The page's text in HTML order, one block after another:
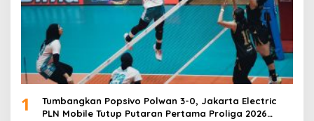
1
Tumbangkan Popsivo Polwan 3-0, Jakarta Electric
PLN Mobile Tutup Putaran Pertama Proliga 2026